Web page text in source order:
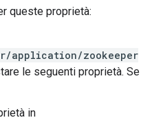
queste proprietà:
application/zookeeper
le seguenti proprietà. Se
in